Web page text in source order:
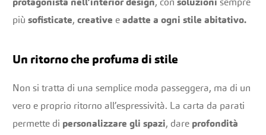
protagonista nell’interior design, consoluzioni sempre
piùsofisticate,creative eadatte a ogni stile abitativo.
Un ritorno che profuma di stile
Non si tratta di una semplice moda passeggera, ma di un
vero e proprio ritorno all’espressività. La carta da parati
permette di personalizzare gli spazi, dare profondità